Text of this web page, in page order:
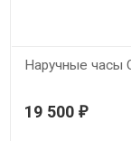
Наручные часы
19 500 ₽